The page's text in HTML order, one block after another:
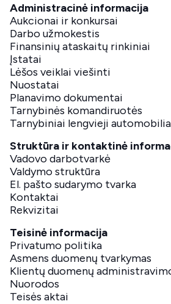
Administracinė informacija
Aukcionai ir konkursai
Darbo užmokestis
Finansinių ataskaitų rinkiniai
Įstatai
Lėšos veiklai viešinti
Nuostatai
Planavimo dokumentai
Tarnybinės komandiruotės
Tarnybiniai lengvieji
Struktūra ir kontaktinė
Vadovo darbotvarkė
Valdymo struktūra
El. pašto sudarymo tvarka
Kontaktai
Rekvizitai
Teisinė informacija
Privatumo politika
Asmens duomenų tvarkymas
Klientų duomenų
Nuorodos
Teisės aktai